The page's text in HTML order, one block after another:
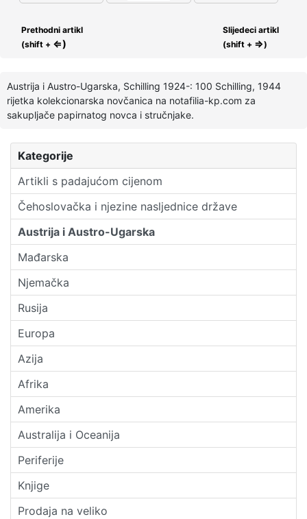
Kategorije
Artikli s padajućom cijenom
Čehoslovačka i njezine nasljednice države
Austrija i Austro-Ugarska
Mađarska
Njemačka
Rusija
Europa
Azija
Afrika
Amerika
Australija i Oceanija
Periferije
Knjige
Prodaja na veliko
Prethodni artikl
(shift + ⇐)
Slijedeci artikl
(shift + ⇒)
Austrija i Austro-Ugarska, Schilling 1924-: 100 Schilling, 1944
rijetka kolekcionarska novčanica na notafilia-kp.com za
sakupljače papirnatog novca i stručnjake.